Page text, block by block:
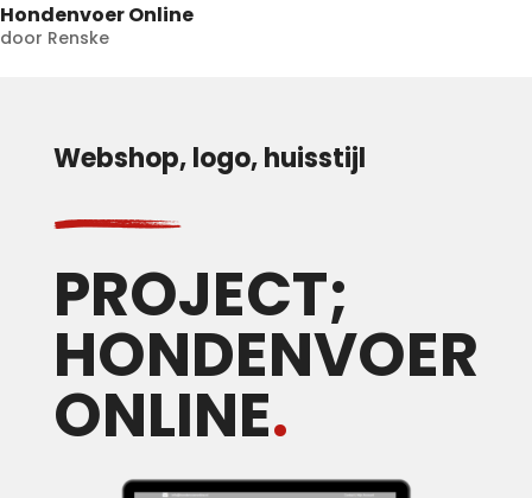
Hondenvoer Online
door Renske
Webshop, logo, huisstijl
PROJECT;
HONDENVOER
ONLINE.